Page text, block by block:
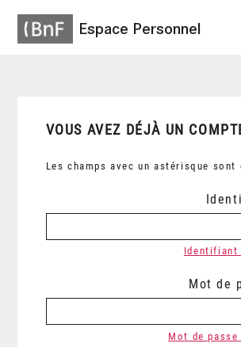
Espace Personnel
VOUS AVEZ DÉJÀ UN
Les champs avec un astérisque
Identifiant
Mot de
Mot de passe